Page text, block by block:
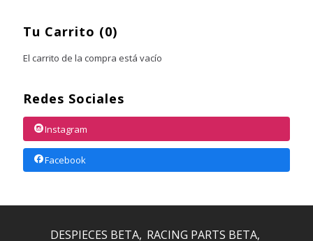
Tu Carrito (0)
El carrito de la compra está vacío
Redes Sociales
Instagram
Facebook
DESPIECES BETA RACING PARTS BETA